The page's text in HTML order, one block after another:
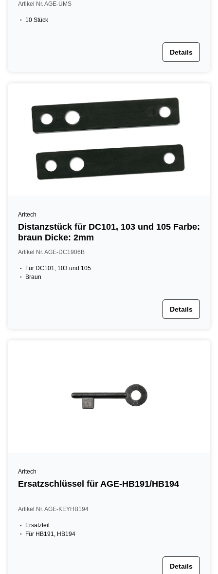
Artikel Nr. AGE-UMS
10 Stück
Details
Aritech
Distanzstück für DC101, 103 und 105 Farbe:
braun Dicke: 2mm
Artikel Nr. AGE-DC1906B
Für DC101, 103 und 105
Braun
Details
Aritech
Ersatzschlüssel für AGE-HB191/HB194
Artikel Nr. AGE-KEYHB194
Ersatzteil
Für HB191, HB194
Details